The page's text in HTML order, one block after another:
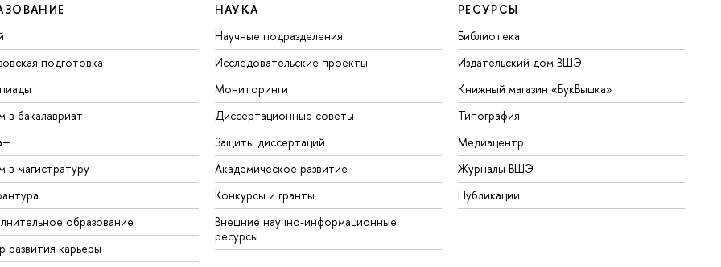
подготовка
в бакалавриат
в магистратуру
образование
развития карьеры
НАУКА
Научные подразделения
Исследовательские проекты
Мониторинги
Диссертационные советы
Защиты диссертаций
Академическое развитие
Конкурсы и гранты
Внешние научно-информационные
ресурсы
РЕСУРСЫ
Библиотека
Издательский дом ВШЭ
Книжный магазин «БукВышка»
Типография
Медиацентр
Журналы ВШЭ
Публикации